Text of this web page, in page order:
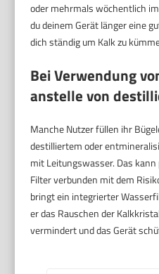
oder mehrmals wöchentlich
du deinem Gerät länger eine
dich ständig um Kalk zu
Bei Verwendung
anstelle von
Manche Nutzer füllen ihr
destilliertem oder
mit Leitungswasser. Das
Filter verbunden mit dem
bringt ein integrierter
er das Rauschen der
vermindert und das Gerät